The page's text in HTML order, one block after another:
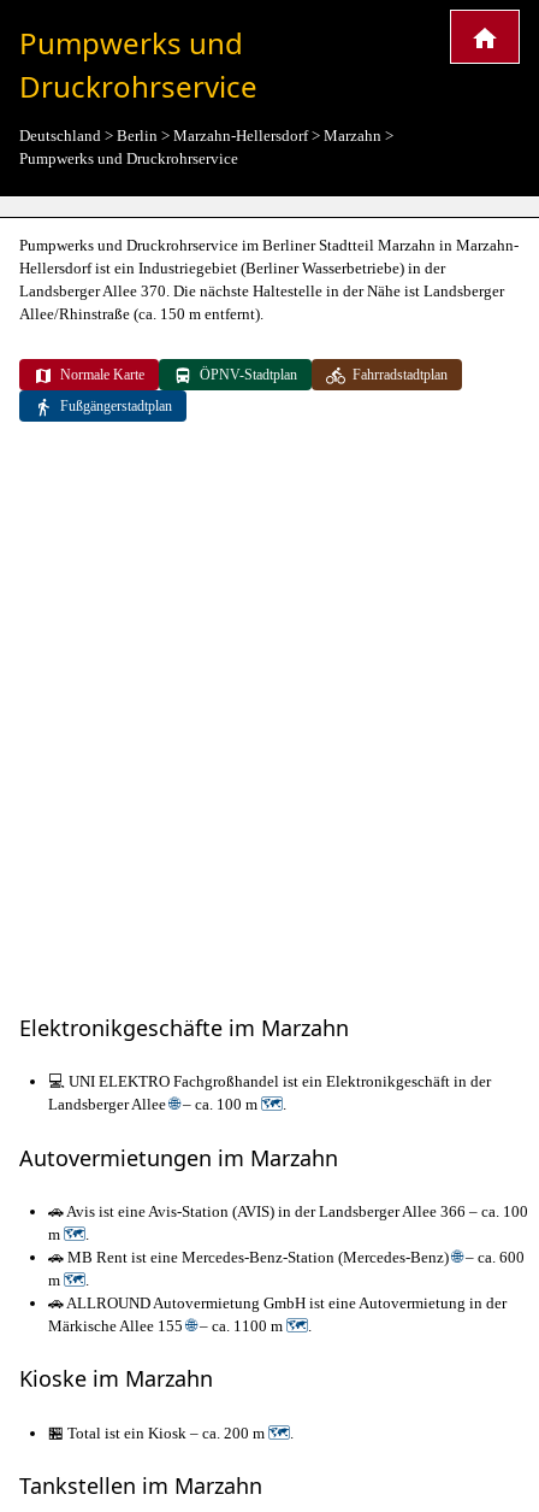
Pumpwerks und
Druckrohrservice
Deutschland > Berlin > Marzahn-Hellersdorf> Marzahn >
Pumpwerks und Druckrohrservice
Pumpwerks und Druckrohrservice im Berliner Stadtteil Marzahn in Marzahn-
Hellersdorf ist ein Industriegebiet (Berliner Wasserbetriebe) in der
Landsberger Allee 370. Die nächste Haltestelle in der Nähe ist Landsberger
Allee/Rhinstraße (ca. 150 m entfernt).
Normale Karte ÖPNV-Stadtplan
Fahrradstadtplan
Fußgängerstadtplan
Elektronikgeschäfte im Marzahn
💻 UNI ELEKTRO Fachgroßhandel ist ein Elektronikgeschäft in der
Landsberger Allee🌐– ca. 100 m 🗺.
Autovermietungen im Marzahn
🚗 Avis ist eine Avis-Station (AVIS) in der Landsberger Allee 366 – ca. 100
m 🗺.
🚗 MB Rent ist eine Mercedes-Benz-Station (Mercedes-Benz)🌐– ca. 600
m 🗺.
🚗 ALLROUND Autovermietung GmbH ist eine Autovermietung in der
Märkische Allee 155🌐– ca. 1100 m 🗺.
Kioske im Marzahn
🏪 Total ist ein Kiosk – ca. 200 m 🗺
Tankstellen im Marzahn